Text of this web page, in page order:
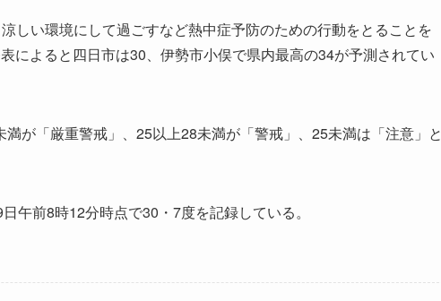
しい環境にして過ごすなど熱中症予防のための行動をとることを
によると四日市は30、伊勢市小俣で県内最高の34が予測されてい
が「厳重警戒」、25以上28未満が「警戒」、25未満は「注意」と
午前8時12分時点で30・7度を記録している。